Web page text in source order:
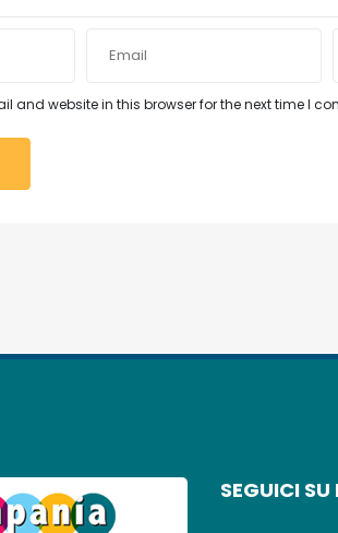
and website in this browser for the next time I
SEGUICI